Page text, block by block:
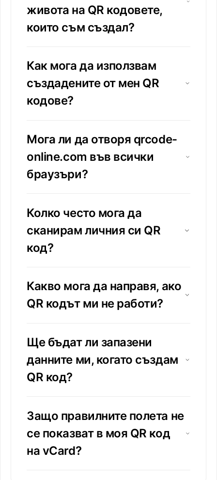
живота на QR кодовете,
които съм създал?
Как мога да използвам
създадените от мен QR
кодове?
Мога ли да отворя qrcode-
online.com във всички
браузъри?
Колко често мога да
сканирам личния си QR
код?
Какво мога да направя, ако
QR кодът ми не работи?
Ще бъдат ли запазени
данните ми, когато създам
QR код?
Защо правилните полета не
се показват в моя QR код
на vCard?